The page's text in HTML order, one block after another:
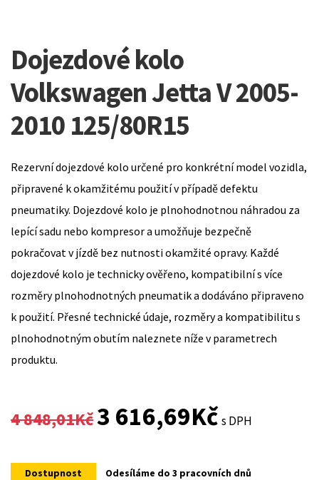
Dojezdové kolo
Volkswagen Jetta V 2005-
2010 125/80R15
Rezervní dojezdové kolo určené pro konkrétní model vozidla,
připravené k okamžitému použití v případě defektu
pneumatiky. Dojezdové kolo je plnohodnotnou náhradou za
lepící sadu nebo kompresor a umožňuje bezpečně
pokračovat v jízdě bez nutnosti okamžité opravy. Každé
dojezdové kolo je technicky ověřeno, kompatibilní s více
rozměry plnohodnotných pneumatik a dodáváno připraveno
k použití. Přesné technické údaje, rozměry a kompatibilitu s
plnohodnotným obutím naleznete níže v parametrech
produktu.
4 848,01Kč
Original
was:
3 616,69KčCurrent
is:
s DPH
Dostupnost Odesíláme do 3 pracovních dnů